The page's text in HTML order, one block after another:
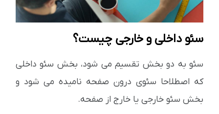
سئو داخلی و خارجی چیست؟
سئو به دو بخش تقسیم می شود، بخش سئو داخلی
که اصطلاحا سئوی درون صفحه نامیده می شود و
بخش سئو خارجی یا خارج از صفحه.